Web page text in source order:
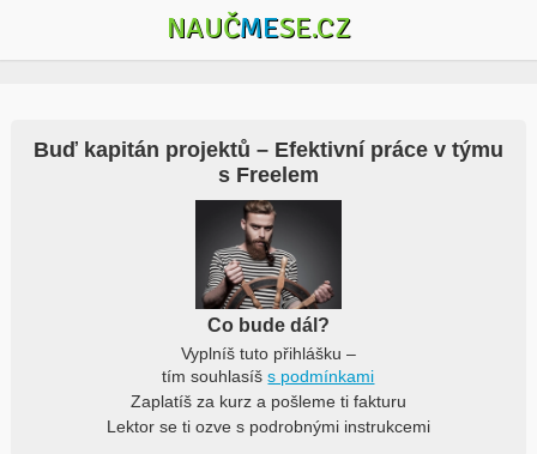
NAUČMESE.CZ
Buď kapitán projektů – Efektivní práce v týmu
s Freelem
Co bude dál?
Vyplníš tuto přihlášku –
tím souhlasíšs podmínkami
Zaplatíš za kurz a pošleme ti fakturu
Lektor se ti ozve s podrobnými instrukcemi